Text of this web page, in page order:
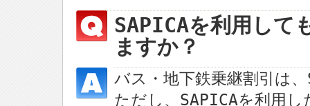
SAPICAを利用して
ますか？
バス・地下鉄乗継割引は
ただし、SAPICAを利用